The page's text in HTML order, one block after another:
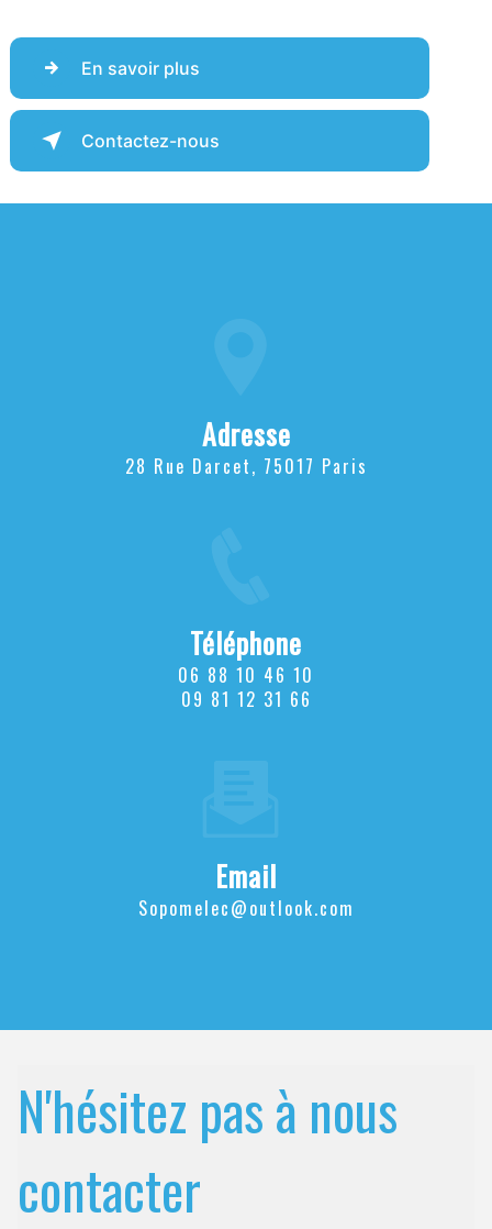
En savoir plus
Contactez-nous
Adresse
28 Rue Darcet, 75017 Paris
Téléphone
06 88 10 46 10
09 81 12 31 66
Email
sopomelec@outlook.com
N'hésitez pas à nous
contacter